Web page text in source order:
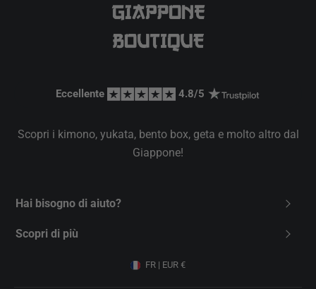
Eccellente 4.8/5
Scopri i kimono, yukata, bento box, geta e molto altro dal
Giappone!
Hai bisogno di aiuto?
Contattaci
Scopri di più
FR | EUR €